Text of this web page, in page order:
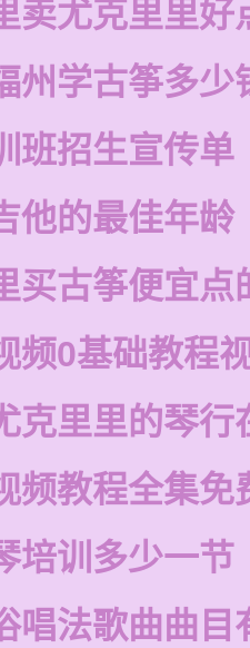
卖尤克里里好
州学古筝多少
班招生宣传单
他的最佳年龄
买古筝便宜点
频0基础教程
克里里的琴行
频教程全集免
培训多少一节
唱法歌曲曲目